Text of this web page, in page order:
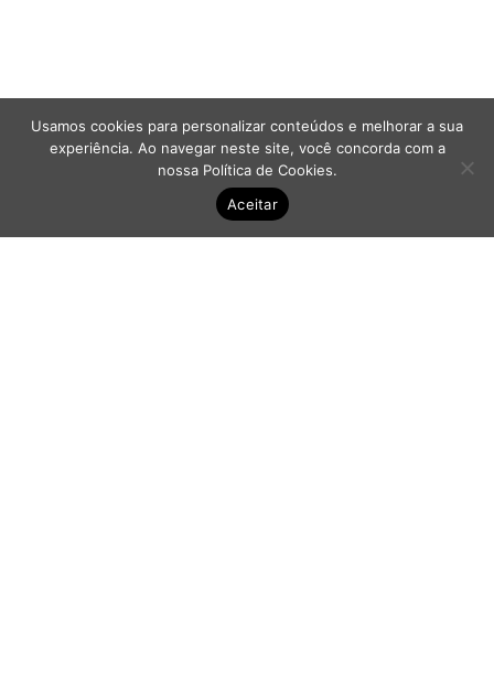
Usamos cookies para personalizar conteúdos e melhorar a sua
experiência. Ao navegar neste site, você concorda com a
nossa Política de Cookies.
Aceitar
Links sublinhados
Desabilitar animações